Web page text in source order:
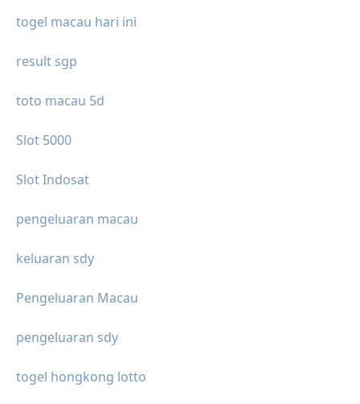
togel macau hari ini
result sgp
toto macau 5d
Slot 5000
Slot Indosat
pengeluaran macau
keluaran sdy
Pengeluaran Macau
pengeluaran sdy
togel hongkong lotto